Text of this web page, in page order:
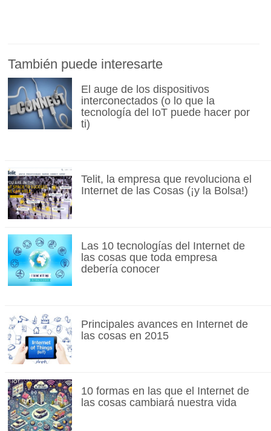
También puede interesarte
El auge de los dispositivos
interconectados (o lo que la
tecnología del IoT puede hacer por
ti)
Telit, la empresa que revoluciona el
Internet de las Cosas (¡y la Bolsa!)
Las 10 tecnologías del Internet de
las cosas que toda empresa
debería conocer
Principales avances en Internet de
las cosas en 2015
10 formas en las que el Internet de
las cosas cambiará nuestra vida